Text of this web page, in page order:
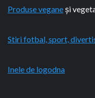
Produse vegane și
Stiri fotbal, sport,
Inele de logodna